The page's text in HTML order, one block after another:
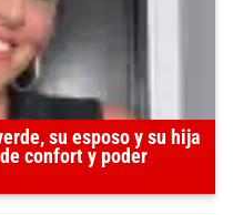
su esposo y su hija
confort y poder